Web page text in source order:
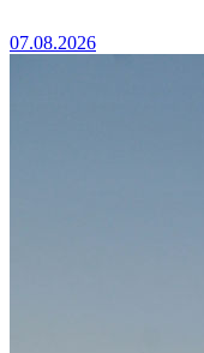
07.08.2026